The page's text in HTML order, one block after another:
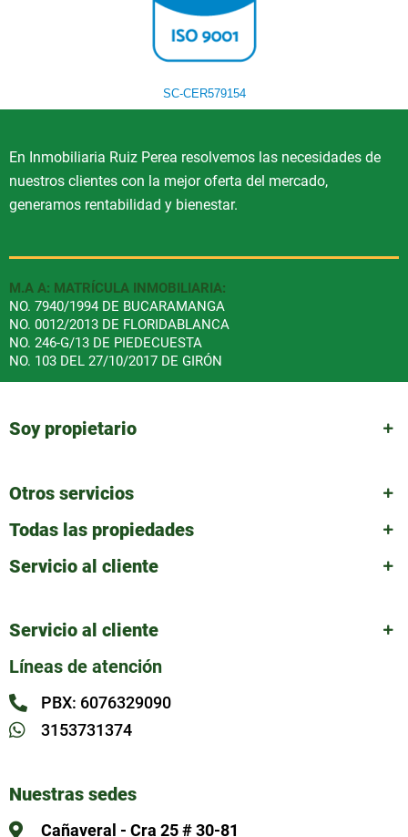
SC-CER579154
En Inmobiliaria Ruiz Perea resolvemos las necesidades de
nuestros clientes con la mejor oferta del mercado,
generamos rentabilidad y bienestar.
M.A A: MATRÍCULA INMOBILIARIA:
NO. 7940/1994 DE BUCARAMANGA
NO. 0012/2013 DE FLORIDABLANCA
NO. 246-G/13 DE PIEDECUESTA
NO. 103 DEL 27/10/2017 DE GIRÓN
Soy propietario
Otros servicios
Todas las propiedades
Servicio al cliente
Servicio al cliente
Líneas de atención
PBX: 6076329090
3153731374
Nuestras sedes
Cañaveral - Cra 25 # 30-81